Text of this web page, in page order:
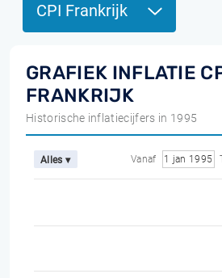
CPI Frankrijk
GRAFIEK INFLATIE
FRANKRIJK
Historische inflatiecijfers in 1995
Alles ▾ Vanaf 1 jan 1995